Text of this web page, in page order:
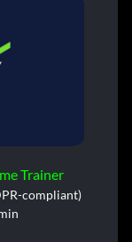
Trainer
compliant)